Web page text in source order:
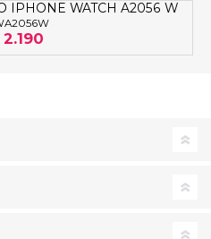
IPHONE WATCH A2056 W